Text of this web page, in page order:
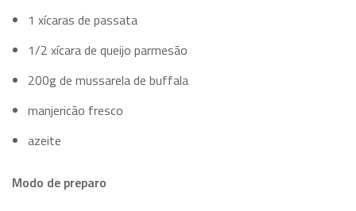
1 xícaras de passata
1/2 xícara de queijo parmesão
200g de mussarela de buffala
manjericão fresco
azeite
Modo de preparo